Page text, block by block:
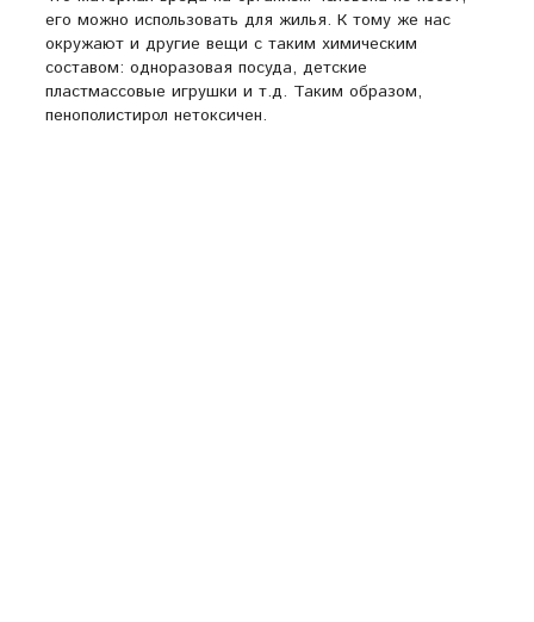
его можно использовать для жилья. К тому же нас
окружают и другие вещи с таким химическим
составом: одноразовая посуда, детские
пластмассовые игрушки и т.д. Таким образом,
пенополистирол нетоксичен.